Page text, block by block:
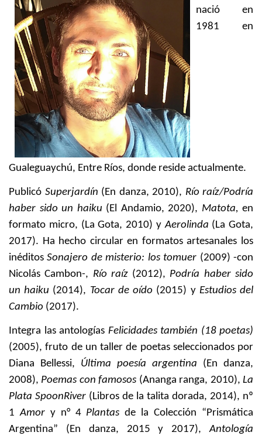
nació en
1981 en
Gualeguaychú, Entre Ríos, donde reside actualmente.
Publicó Superjardín (En danza, 2010), Río raíz/Podría
haber sido un haiku (El Andamio, 2020), Matota, en
formato micro, (La Gota, 2010) yAerolinda (La Gota,
2017). Ha hecho circular en formatos artesanales los
inéditos Sonajero de misterio: los tomuer (2009) -con
Nicolás Cambon-, Río raíz(2012), Podría haber sido
un haiku (2014), Tocar de oído (2015) y Estudios del
Cambio (2017).
Integra las antologías Felicidades también (18 poetas)
(2005), fruto de un taller de poetas seleccionados por
Diana Bellessi, Última poesía argentina (En danza,
2008), Poemas con famosos (Ananga ranga, 2010),La
Plata SpoonRiver (Libros de la talita dorada, 2014), nº
1Amory n° 4 Plantas de la Colección “Prismática
Argentina” (En danza, 2015 y 2017),Antología